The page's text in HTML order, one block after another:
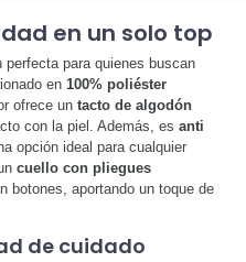
en un solo top
perfecta para quienes buscan
en 100% poliéster
ofrece un tacto de algodón
con la piel. Además, es anti
opción ideal para cualquier
cuello con pliegues
botones, aportando un toque de
de cuidado